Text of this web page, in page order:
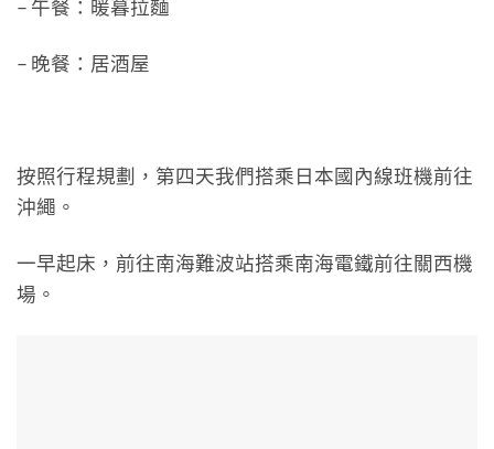
– 午餐：暖暮拉麵
– 晚餐：居酒屋
按照行程規劃，第四天我們搭乘日本國內線班機前往
沖繩。
一早起床，前往南海難波站搭乘南海電鐵前往關西機
場。